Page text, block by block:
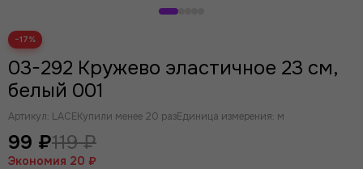
−17%
03-292 Кружево эластичное 23 см,
белый 001
Артикул: LACEКупили менее 20 разЕдиница измерения: м
99 ₽119 ₽
Экономия 20 ₽